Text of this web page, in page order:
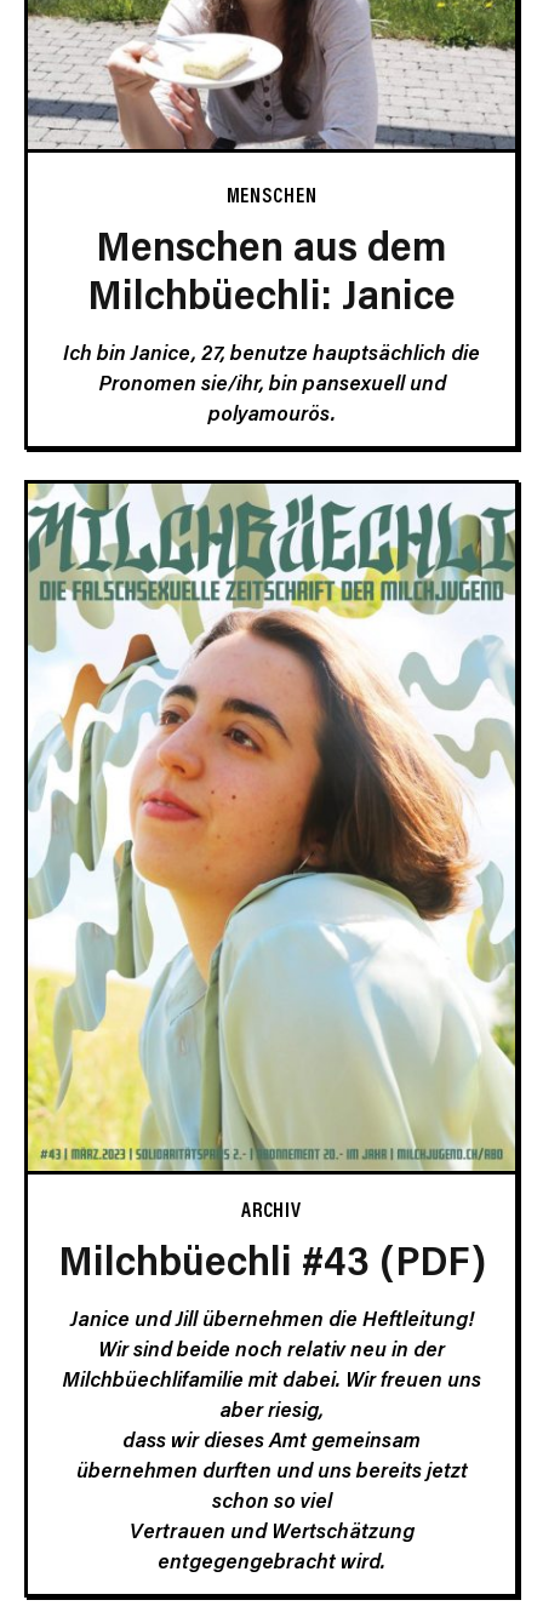
MENSCHEN
Menschen aus dem
Milchbüechli: Janice
Ich bin Janice, 27, benutze hauptsächlich die
Pronomen sie/ihr, bin pansexuell und
polyamourös.
ARCHIV
Milchbüechli #43 (PDF)
Janice und Jill übernehmen die Heftleitung!
Wir sind beide noch relativ neu in der
Milchbüechlifamilie mit dabei. Wir freuen uns
aber riesig,
dass wir dieses Amt gemeinsam
übernehmen durften und uns bereits jetzt
schon so viel
Vertrauen und Wertschätzung
entgegengebracht wird.